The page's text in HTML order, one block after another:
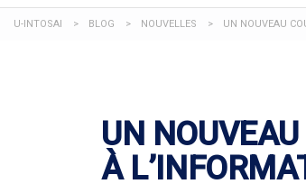
U-INTOSAI > BLOG > NOUVELLES > UN NOUVEAU
UN NOUVEAU
À